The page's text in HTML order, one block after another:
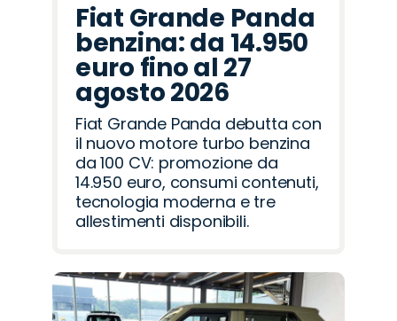
Fiat Grande Panda
benzina: da 14.950
euro fino al 27
agosto 2026
Fiat Grande Panda debutta con
il nuovo motore turbo benzina
da 100 CV: promozione da
14.950 euro, consumi contenuti,
tecnologia moderna e tre
allestimenti disponibili.